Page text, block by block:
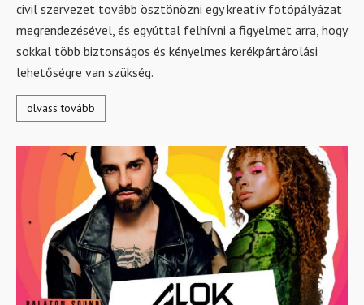
civil szervezet tovább ösztönözni egy kreatív fotópályázat
megrendezésével, és egyúttal felhívni a figyelmet arra, hogy
sokkal több biztonságos és kényelmes kerékpártárolási
lehetőségre van szükség.
olvass tovább